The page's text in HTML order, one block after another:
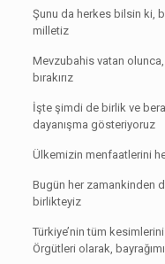
Şunu da herkes bilsin ki,
milletiz
Mevzubahis vatan olunca,
bırakırız
İşte şimdi de birlik ve
dayanışma gösteriyoruz
Ülkemizin menfaatlerini
Bugün her zamankinden
birlikteyiz
Türkiye’nin tüm
Örgütleri olarak,